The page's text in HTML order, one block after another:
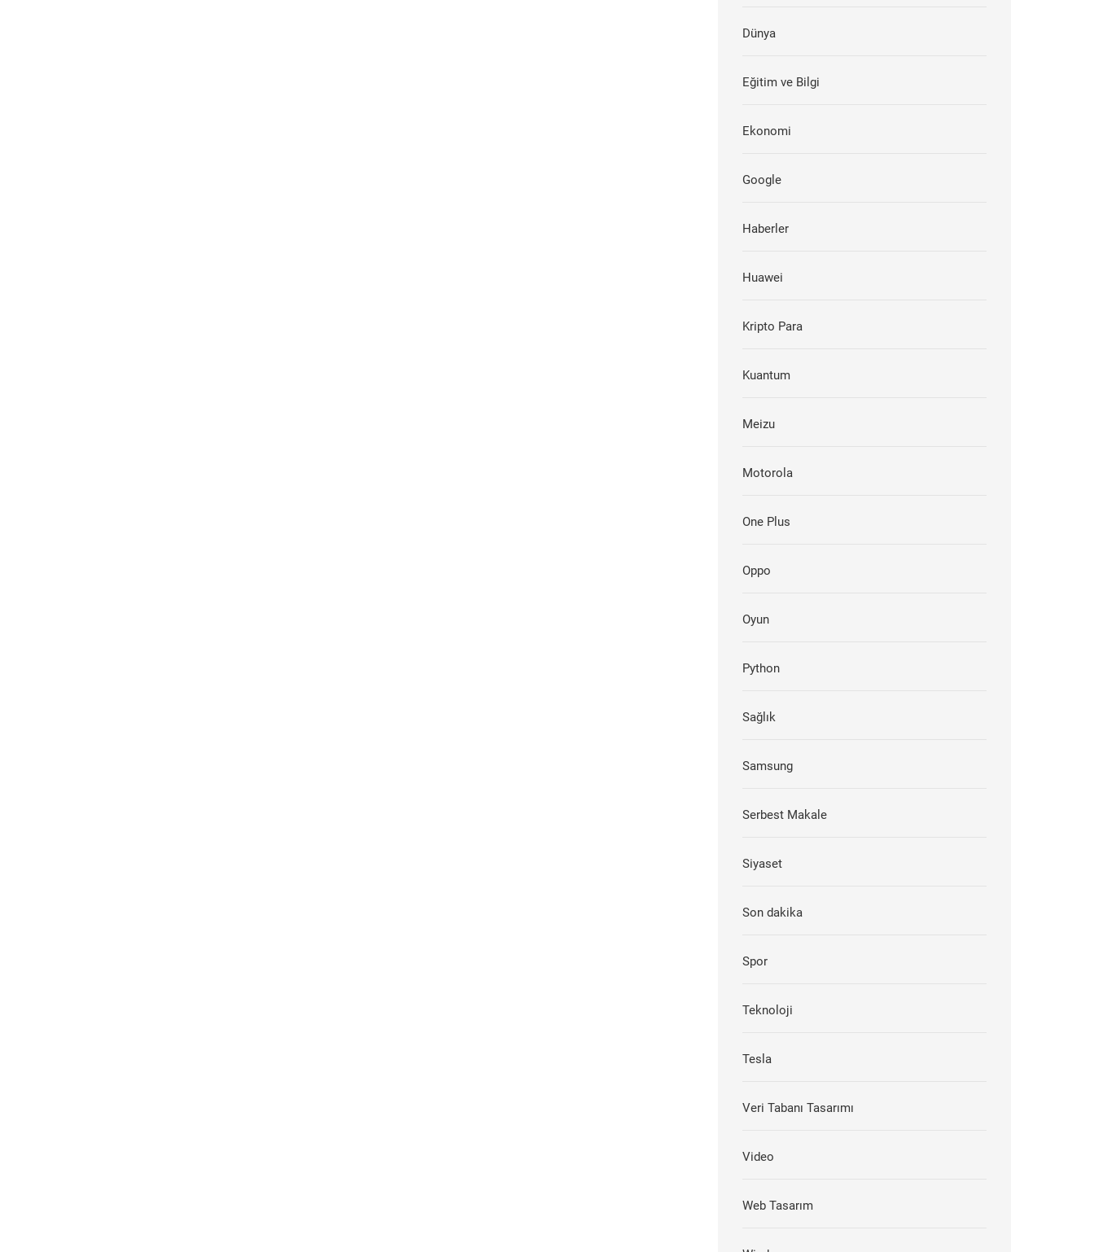
Dünya
Eğitim ve Bilgi
Ekonomi
Google
Haberler
Huawei
Kripto Para
Kuantum
Meizu
Motorola
One Plus
Oppo
Oyun
Python
Sağlık
Samsung
Serbest Makale
Siyaset
Son dakika
Spor
Teknoloji
Tesla
Veri Tabanı Tasarımı
Video
Web Tasarım